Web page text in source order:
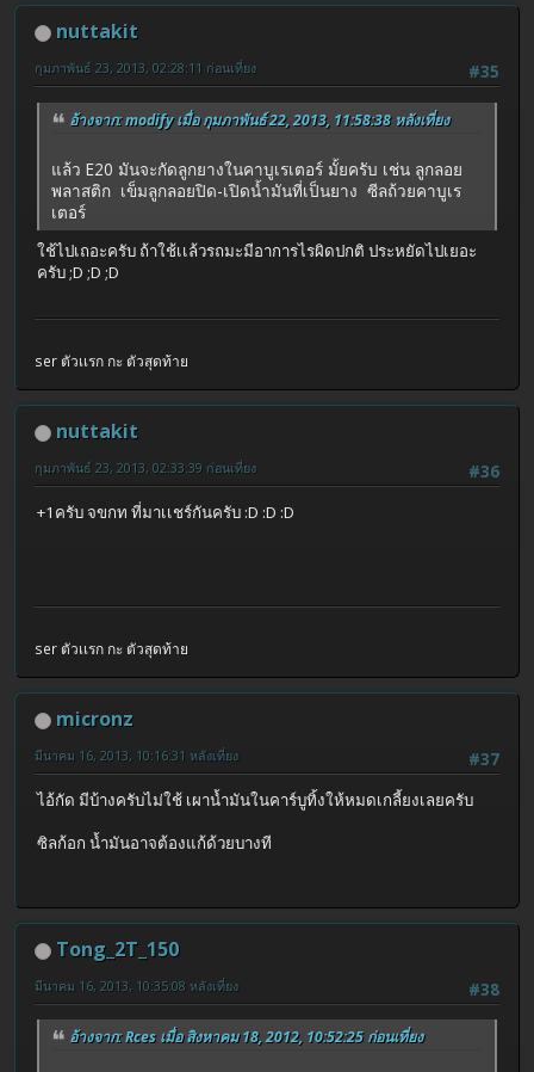
nuttakit
#35
กุมภาพันธ์ 23, 2013, 02:28:11 ก่อนเที่ยง
อ้างจาก: modify เมื่อ กุมภาพันธ์ 22, 2013, 11:58:38 หลังเที่ยง
แล้ว E20 มันจะกัดลูกยางในคาบูเรเตอร์ มั้ยครับ เช่น ลูกลอย
พลาสติก เข็มลูกลอยปิด-เปิดน้ำมันที่เป็นยาง ซีลถ้วยคาบูเร
เตอร์
ใช้ไปเถอะครับ ถ้าใช้เเล้วรถมะมีอาการไรผิดปกติ ประหยัดไปเยอะ
ครับ ;D ;D ;D
ser ตัวเเรก กะ ตัวสุดท้าย
nuttakit
#36
กุมภาพันธ์ 23, 2013, 02:33:39 ก่อนเที่ยง
+1ครับ จขกท ที่มาเเชร์กันครับ :D :D :D
ser ตัวเเรก กะ ตัวสุดท้าย
micronz
#37
มีนาคม 16, 2013, 10:16:31 หลังเที่ยง
ไอ้กัด มีบ้างครับไม่ใช้ เผาน้ำมันในคาร์บูทิ้งให้หมดเกลี้ยงเลยครับ
ซิลก้อก น้ำมันอาจต้องแก้ด้วยบางที
Tong_2T_150
#38
มีนาคม 16, 2013, 10:35:08 หลังเที่ยง
อ้างจาก: Rces เมื่อ สิงหาคม 18, 2012, 10:52:25 ก่อนเที่ยง